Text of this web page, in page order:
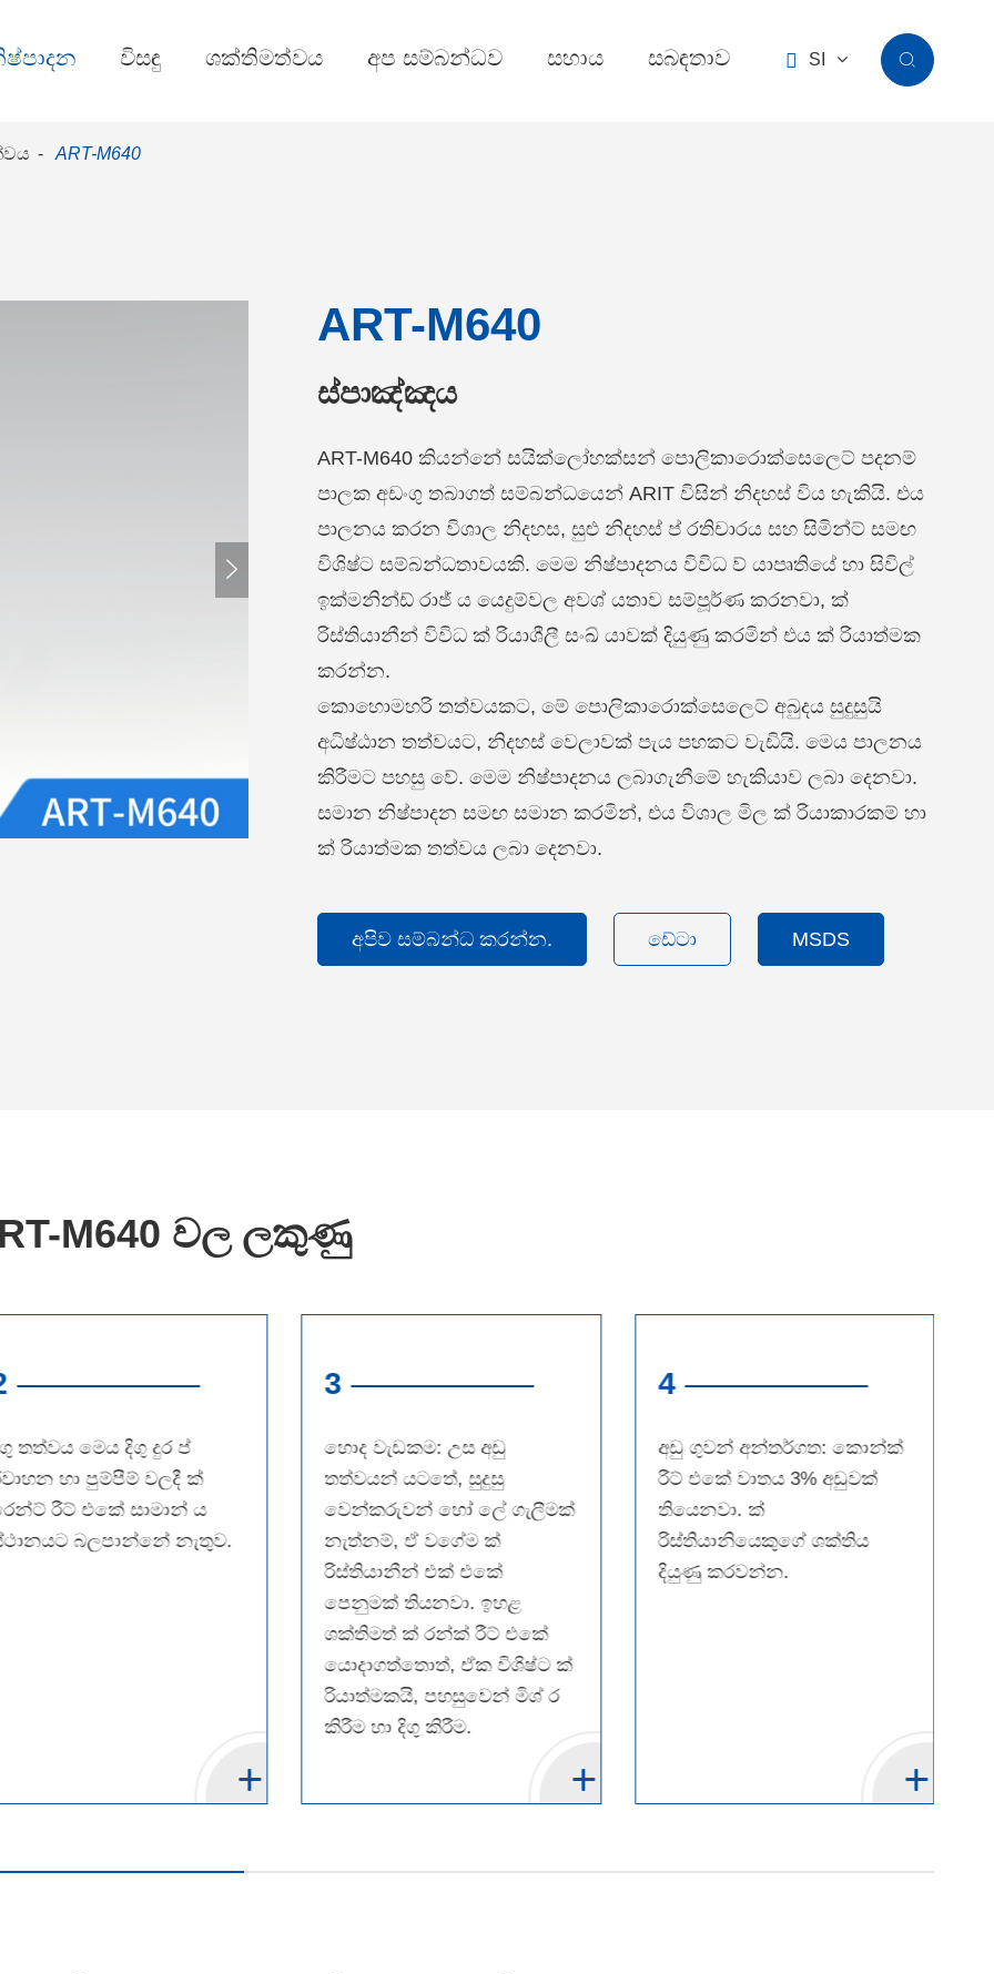
විසඳු ශක්තිමත්වය අප සම්බන්ධව සහාය සබඳතාව  SI 
ART-M640

ART-M640
ස්පාඤ්ඤය
ART-M640 කියන්නේ සයික්ලෝහක්සන් පොලිකාරොක්සෙලෙට් පදනම්
පාලක අඩංගු තබාගත් සම්බන්ධයෙන් ARIT විසින් නිදහස් විය හැකියි. එය
පාලනය කරන විශාල නිදහස, සුළු නිදහස් ප් රතිචාරය සහ සිමින්ට් සමඟ
විශිෂ්ට සම්බන්ධතාවයකි. මෙම නිෂ්පාදනය විවිධ ව් යාපෘතියේ හා සිවිල්
ඉක්මනින්ඩ් රාජ් ය යෙදුම්වල අවශ් යතාව සම්පූර්ණ කරනවා, ක්
රිස්තියානීන් විවිධ ක් රියාශීලී සංඛ් යාවක් දියුණු කරමින් එය ක් රියාත්මක
කරන්න.
කොහොමහරි තත්වයකට, මේ පොලිකාරොක්සෙලෙට් අබුදය සුදුසුයි
අධිෂ්ඨාන තත්වයට, නිදහස් වෙලාවක් පැය පහකට වැඩියි. මෙය පාලනය
කිරීමට පහසු වේ. මෙම නිෂ්පාදනය ලබාගැනීමේ හැකියාව ලබා දෙනවා.
සමාන නිෂ්පාදන සමඟ සමාන කරමින්, එය විශාල මිල ක් රියාකාරකම් හා
ක් රියාත්මක තත්වය ලබා දෙනවා.
අපිව සම්බන්ධ කරන්න. ඩේටා MSDS
M640 වල ලකුණු
තත්වය මෙය දිගු දුර ප්
හා පුම්පීම් වලදී ක්
රීට් එකේ සාමාන් ය
බලපාන්නේ නැතුව.
3
හොද වැඩකම: උස අඩු
තත්වයන් යටතේ, සුදුසු
වෙන්කරුවන් හෝ ලේ ගැලීමක්
නැත්නම්, ඒ වගේම ක්
රිස්තියානීන් එක් එකේ
පෙනුමක් තියනවා. ඉහළ
ශක්තිමත් ක් රන්ක් රීට් එකේ
යොදාගත්තොත්, ඒක විශිෂ්ට ක්
රියාත්මකයි, පහසුවෙන් මිශ් ර
කිරීම හා දිගු කිරීම.
4
අඩු ගුවන් අන්තර්ගත: කොන්ක්
රීට් එකේ වාතය 3% අඩුවක්
තියෙනවා. ක්
රිස්තියානියෙකුගේ ශක්තිය
දියුණු කරවන්න.